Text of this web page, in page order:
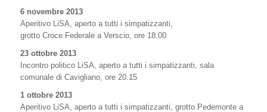
6 novembre 2013
Aperitivo LiSA, aperto a tutti i simpatizzanti,
grotto Croce Federale a Verscio, ore 18.00
23 ottobre 2013
Incontro politico LiSA, aperto a tutti i simpatizzanti, sala
comunale di Cavigliano, ore 20.15
1 ottobre 2013
Aperitivo LiSA, aperto a tutti i simpatizzanti, grotto Pedemonte a